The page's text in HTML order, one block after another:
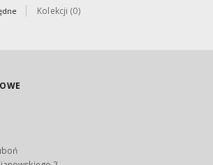
Kolekcji (0)